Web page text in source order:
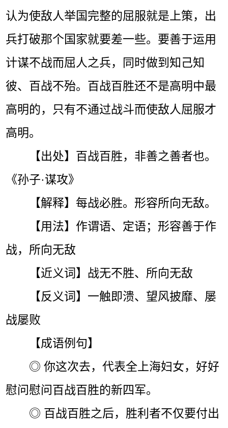
认为使敌人举国完整的屈服就是上策，出
兵打破那个国家就要差一些。要善于运用
计谋不战而屈人之兵，同时做到知己知
彼、百战不殆。百战百胜还不是高明中最
高明的，只有不通过战斗而使敌人屈服才
高明。
【出处】百战百胜，非善之善者也。
《孙子·谋攻》
【解释】每战必胜。形容所向无敌。
【用法】作谓语、定语；形容善于作
战，所向无敌
【近义词】战无不胜、所向无敌
【反义词】一触即溃、望风披靡、屡
战屡败
【成语例句】
◎ 你这次去，代表全上海妇女，好好
慰问慰问百战百胜的新四军。
◎ 百战百胜之后，胜利者不仅要付出